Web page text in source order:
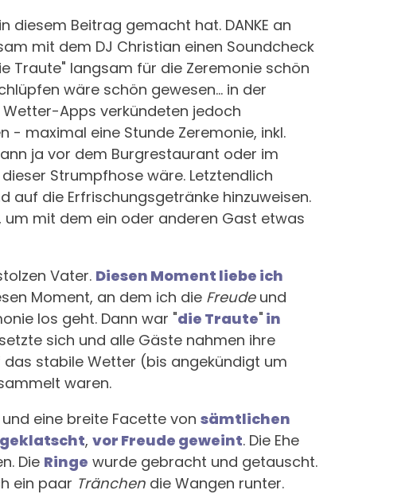
diesem Beitrag gemacht hat. DANKE an
mit dem DJ Christian einen Soundcheck
Traute" langsam für die Zeremonie schön
wäre schön gewesen... in der
Wetter-Apps verkündeten jedoch
- maximal eine Stunde Zeremonie, inkl.
ja vor dem Burgrestaurant oder im
Strumpfhose wäre. Letztendlich
auf die Erfrischungsgetränke hinzuweisen.
mit dem ein oder anderen Gast etwas
Vater. Diesen Moment liebe ich
Moment, an dem ich die Freudeund
los geht. Dann war "die Traute" in
sich und alle Gäste nahmen ihre
das stabile Wetter (bis angekündigt um
waren.
und eine breite Facette von sämtlichen
geklatscht, vor Freude geweint. Die Ehe
Die Ringe wurde gebracht und getauscht.
ein paar Tränchen die Wangen runter.